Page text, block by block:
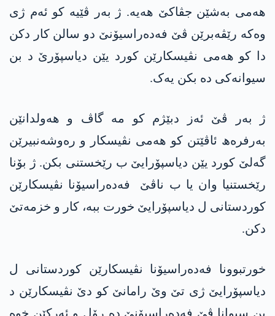
ھەمی بەشێن جڤاکێ ھەیە. ژ بەر ڤێیە کو ئەم ژی
وەکە رێڤەبرێن ڤێ فەدەراسیۆنێ دو سالن کار دکن
دا کو ھەمی نڤیسکارێن کورد یێن دیاسپۆرێ د بن
سیوانەکی دە بکن یەک.
ژ بەر ڤێ ئەز دبێژم کو مە گاڤ و ھەولدانێن
بەرفرەھ ئاڤێتن کو ھەمی نڤیسکار و رەوشەنبیرێن
گەلێ کورد یێن دیاسپۆرایێ ب رێخستنی بکن. ژ بۆنا
رێخستنیا وان یا ب ناڤێ فەدەراسیۆنا نڤیسکارێن
کوردستانی ل دیاسپۆرایێ خورت ببە، کار و خزمەتێ
دکن.
خورتبوونا فەدەراسیۆنا نڤیسکارێن کوردستانی ل
دیاسپۆرایێ ژی تێ وێ رامانێ کو دێ نڤیسکارێن د
بن سیوانا ڤێ فەدەراسیۆنێ دە رۆل و ئەرکێن خوە